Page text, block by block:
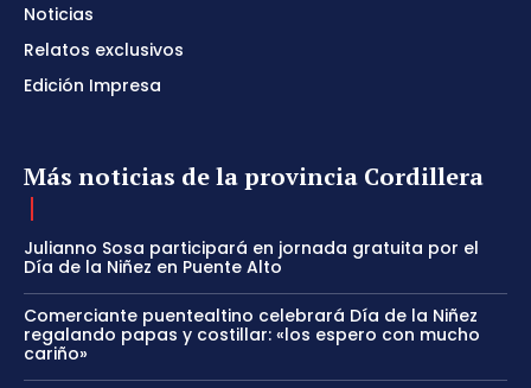
Noticias
Relatos exclusivos
Edición Impresa
Más noticias de la provincia Cordillera
Julianno Sosa participará en jornada gratuita por el
Día de la Niñez en Puente Alto
Comerciante puentealtino celebrará Día de la Niñez
regalando papas y costillar: «los espero con mucho
cariño»